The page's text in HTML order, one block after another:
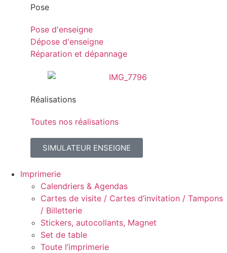
Pose
Pose d'enseigne
Dépose d'enseigne
Réparation et dépannage
Réalisations
Toutes nos réalisations
SIMULATEUR ENSEIGNE
Imprimerie
Calendriers & Agendas
Cartes de visite / Cartes d’invitation / Tampons
/ Billetterie
Stickers, autocollants, Magnet
Set de table
Toute l’imprimerie